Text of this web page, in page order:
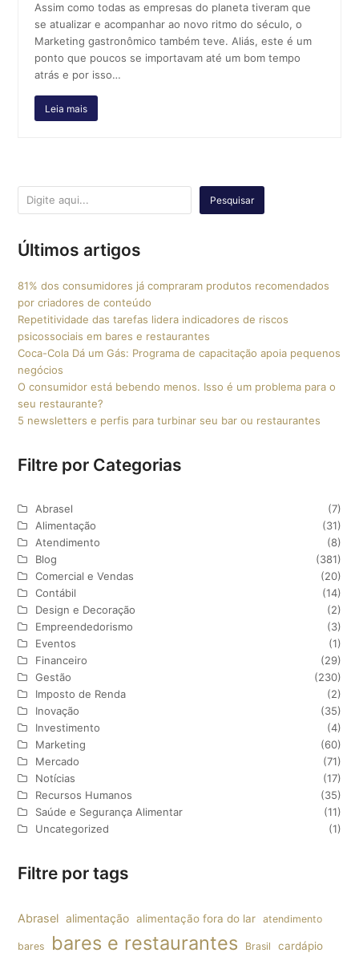
Assim como todas as empresas do planeta tiveram que
se atualizar e acompanhar ao novo ritmo do século, o
Marketing gastronômico também teve. Aliás, este é um
ponto que poucos se importavam até um bom tempo
atrás e por isso…
Leia mais
Pesquisar
Últimos artigos
81% dos consumidores já compraram produtos recomendados
por criadores de conteúdo
Repetitividade das tarefas lidera indicadores de riscos
psicossociais em bares e restaurantes
Coca-Cola Dá um Gás: Programa de capacitação apoia pequenos
negócios
O consumidor está bebendo menos. Isso é um problema para o
seu restaurante?
5 newsletters e perfis para turbinar seu bar ou restaurantes
Filtre por Categorias
Abrasel
(7)
Alimentação
(31)
Atendimento
(8)
Blog
(381)
Comercial e Vendas
(20)
Contábil
(14)
Design e Decoração
(2)
Empreendedorismo
(3)
Eventos
(1)
Financeiro
(29)
Gestão
(230)
Imposto de Renda
(2)
Inovação
(35)
Investimento
(4)
Marketing
(60)
Mercado
(71)
Notícias
(17)
Recursos Humanos
(35)
Saúde e Segurança Alimentar
(11)
Uncategorized
(1)
Filtre por tags
Abrasel alimentação alimentação fora do lar atendimento
bares bares e restaurantes Brasil cardápio